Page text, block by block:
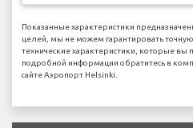
Показанные характеристики
целей, мы не можем гарантировать
технические характеристики, которые вы
подробной информации обратитесь в
сайте Аэропорт Helsinki.